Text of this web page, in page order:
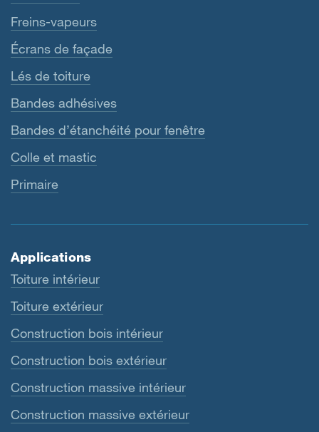
Freins-vapeurs
Écrans de façade
Lés de toiture
Bandes adhésives
Bandes d’étanchéité pour fenêtre
Colle et mastic
Primaire
Applications
Toiture intérieur
Toiture extérieur
Construction bois intérieur
Construction bois extérieur
Construction massive intérieur
Construction massive extérieur